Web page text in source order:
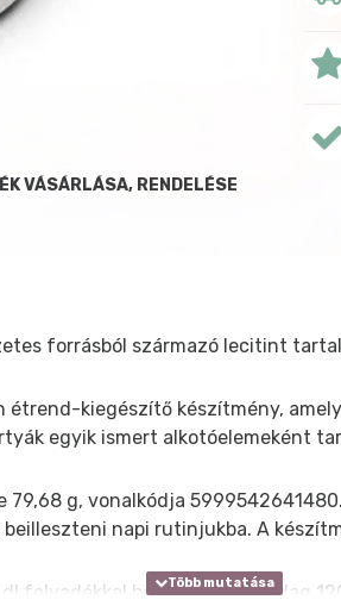
VÁSÁRLÁSA, RENDELÉSE
forrásból származó lecitint
kiegészítő készítmény,
egyik ismert alkotóelemeként
g, vonalkódja
napi rutinjukba. A
folyadékkal bevéve. A napi